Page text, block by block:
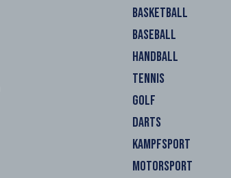
BASKETBALL
BASEBALL
HANDBALL
TENNIS
GOLF
DARTS
KAMPFSPORT
MOTORSPORT